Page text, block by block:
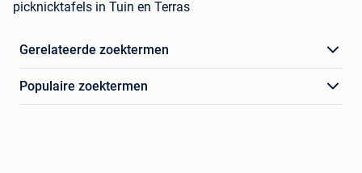
picknicktafels in Tuin en Terras
Gerelateerde zoektermen
Populaire zoektermen